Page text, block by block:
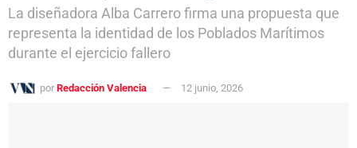
La diseñadora Alba Carrero firma una propuesta que
representa la identidad de los Poblados Marítimos
durante el ejercicio fallero
por Redacción Valencia 12 junio, 2026